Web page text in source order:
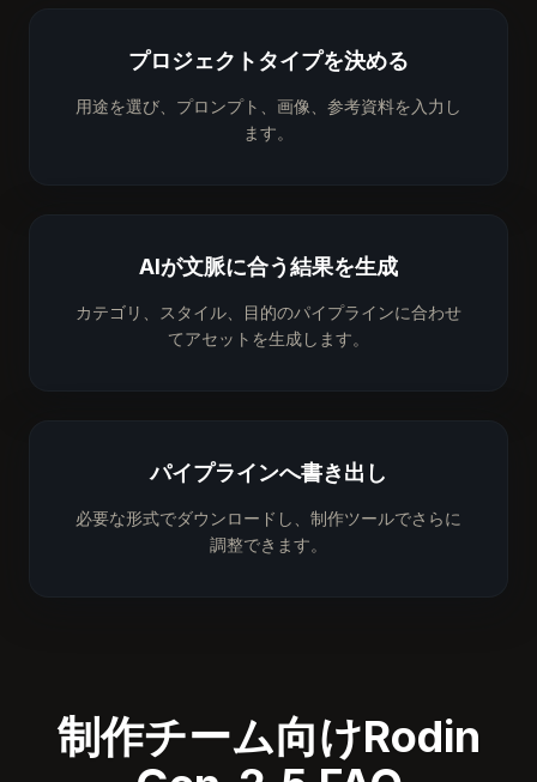
プロジェクトタイプを決める
用途を選び、プロンプト、画像、参考資料を入力し
ます。
AIが文脈に合う結果を生成
カテゴリ、スタイル、目的のパイプラインに合わせ
てアセットを生成します。
パイプラインへ書き出し
必要な形式でダウンロードし、制作ツールでさらに
調整できます。
制作チーム向けRodin